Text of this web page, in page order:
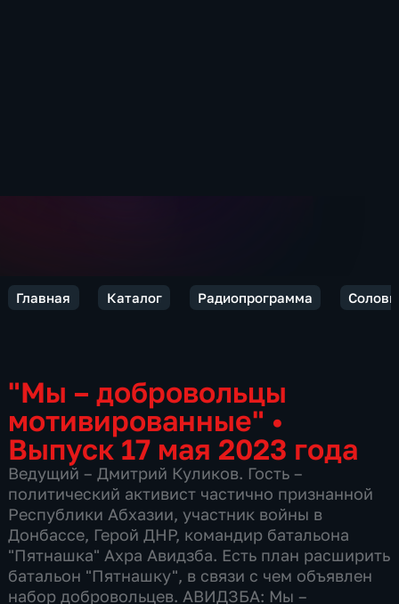
Главная Каталог Радиопрограмма
"Мы – добровольцы
мотивированные" •
Выпуск 17 мая 2023 года
Ведущий – Дмитрий Куликов. Гость –
политический активист частично признанной
Республики Абхазии, участник войны в
Донбассе, Герой ДНР, командир батальона
"Пятнашка" Ахра Авидзба. Есть план расширить
батальон "Пятнашку", в связи с чем объявлен
набор добровольцев. АВИДЗБА: Мы –